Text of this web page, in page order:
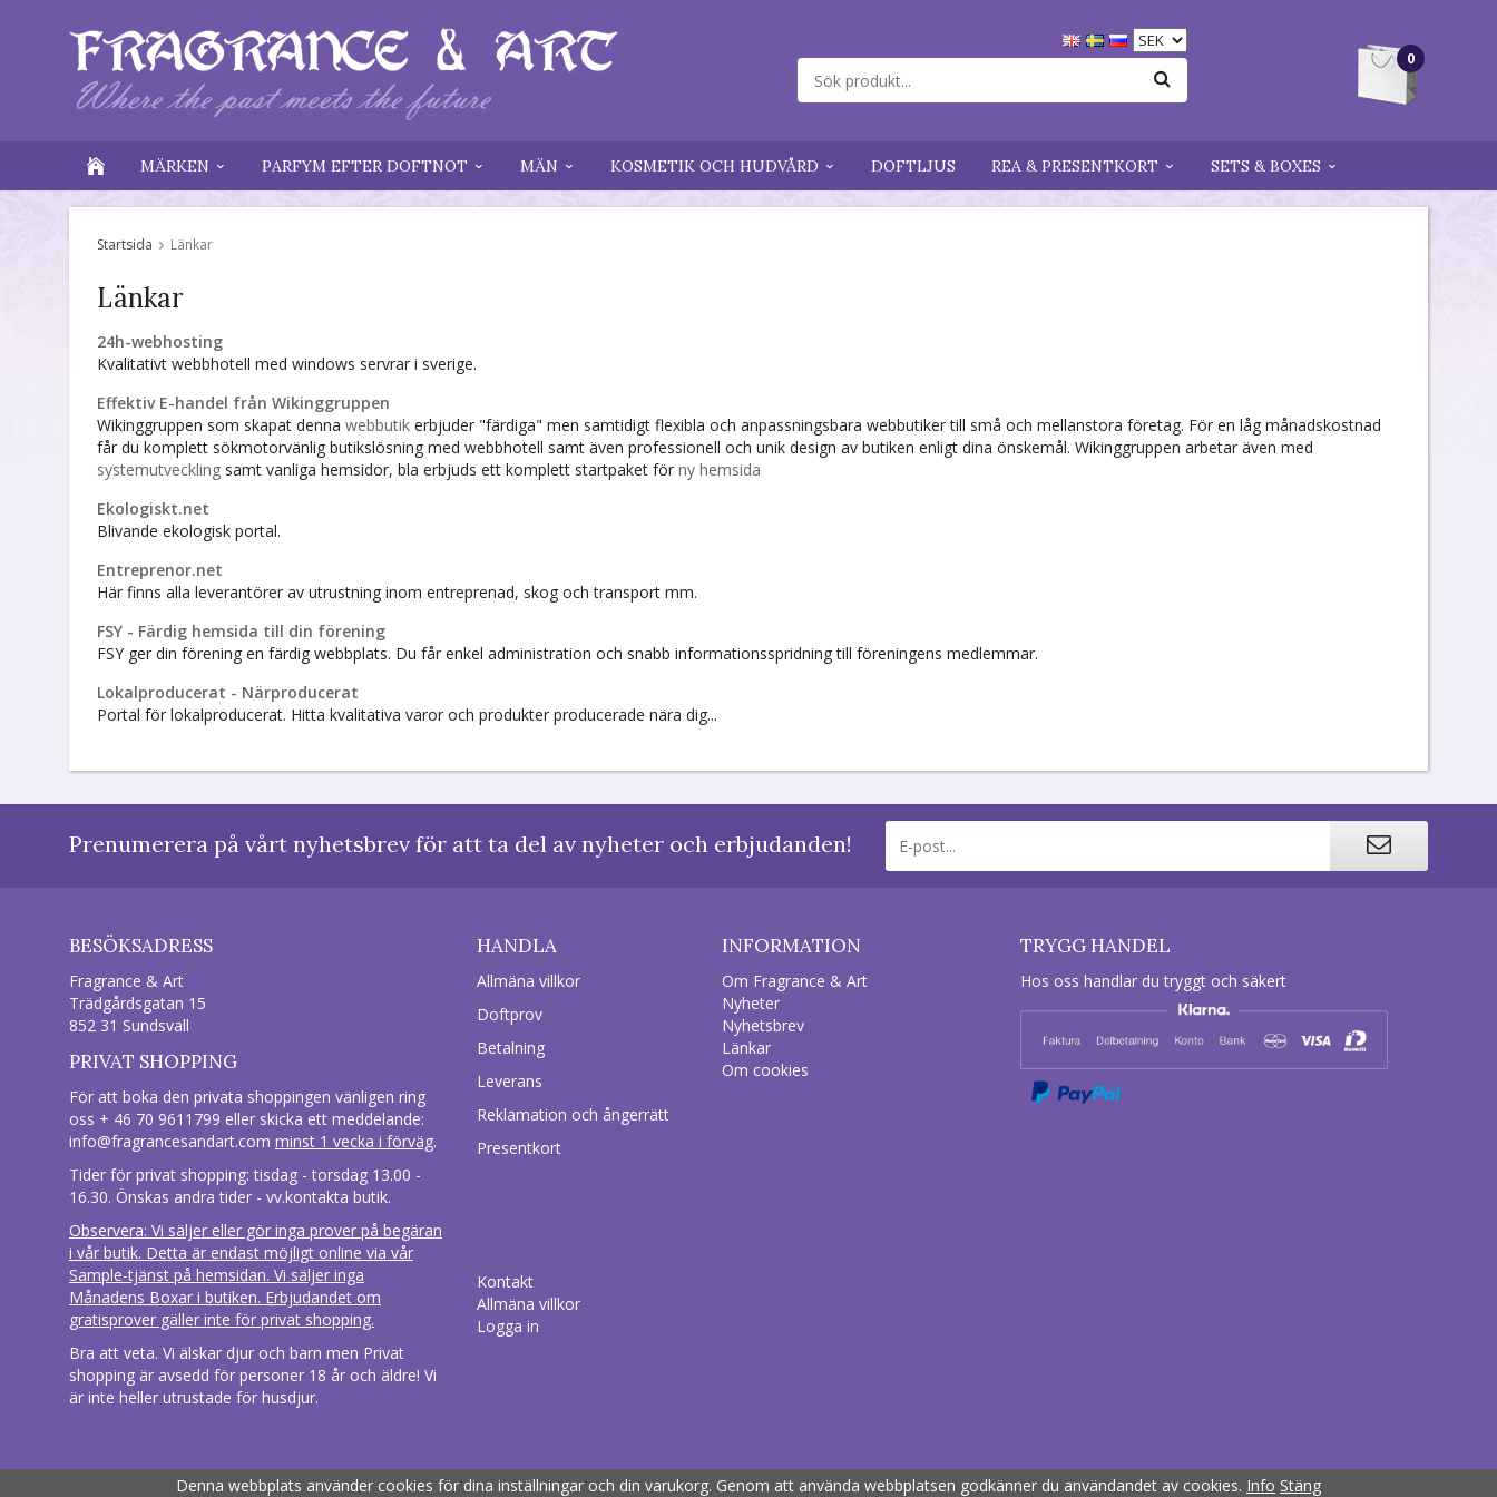
0
MÄRKEN PARFYM EFTER DOFTNOT MÄN KOSMETIK OCH HUDVÅRD DOFTLJUS REA & PRESENTKORT SETS & BOXES
Startsida Länkar
Länkar
24h-webhosting
Kvalitativt webbhotell med windows servrar i sverige.
Effektiv E-handel från Wikinggruppen
Wikinggruppen som skapat denna webbutik erbjuder "färdiga" men samtidigt flexibla och anpassningsbara webbutiker till små och mellanstora företag. För en låg månadskostnad
får du komplett sökmotorvänlig butikslösning med webbhotell samt även professionell och unik design av butiken enligt dina önskemål. Wikinggruppen arbetar även med
systemutveckling samt vanliga hemsidor, bla erbjuds ett komplett startpaket för ny hemsida
Ekologiskt.net
Blivande ekologisk portal.
Entreprenor.net
Här finns alla leverantörer av utrustning inom entreprenad, skog och transport mm.
FSY - Färdig hemsida till din förening
FSY ger din förening en färdig webbplats. Du får enkel administration och snabb informationsspridning till föreningens medlemmar.
Lokalproducerat - Närproducerat
Portal för lokalproducerat. Hitta kvalitativa varor och produkter producerade nära dig...
Prenumerera på vårt nyhetsbrev för att ta del av nyheter och erbjudanden!
BESÖKSADRESS
Fragrance & Art
Trädgårdsgatan 15
852 31 Sundsvall
PRIVAT SHOPPING
För att boka den privata shoppingen vänligen ring
oss + 46 70 9611799 eller skicka ett meddelande:
info@fragrancesandart.com minst 1 vecka i förväg.
Tider för privat shopping: tisdag - torsdag 13.00 -
16.30. Önskas andra tider - vv.kontakta butik.
Observera: Vi säljer eller gör inga prover på begäran
i vår butik. Detta är endast möjligt online via vår
Sample-tjänst på hemsidan. Vi säljer inga
Månadens Boxar i butiken. Erbjudandet om
gratisprover gäller inte för privat shopping.
Bra att veta. Vi älskar djur och barn men Privat
shopping är avsedd för personer 18 år och äldre! Vi
är inte heller utrustade för husdjur.
HANDLA
Allmäna villkor
Doftprov
Betalning
Leverans
Reklamation och ångerrätt
Presentkort
Kontakt
Allmäna villkor
Logga in
INFORMATION
Om Fragrance & Art
Nyheter
Nyhetsbrev
Länkar
Om cookies
TRYGG HANDEL
Hos oss handlar du tryggt och säkert
Drift & produktion:Wikinggruppen
Denna webbplats använder cookies för dina inställningar och din varukorg. Genom att använda webbplatsen godkänner du användandet av cookies. Info Stäng